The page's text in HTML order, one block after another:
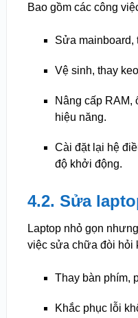
Bao gồm các công
Sửa mainboard,
Vệ sinh, thay
Nâng cấp RAM,
hiệu năng.
Cài đặt lại hệ
độ khởi động.
4.2. Sửa
Laptop nhỏ gọn
việc sửa chữa đòi hỏi
Thay bàn phím,
Khắc phục lỗi